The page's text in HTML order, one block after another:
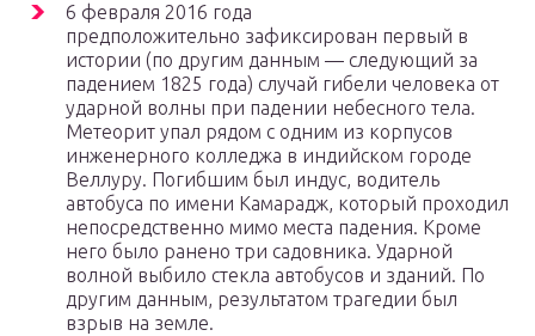
6 февраля 2016 года
предположительно зафиксирован первый в
истории (по другим данным — следующий за
падением 1825 года) случай гибели человека от
ударной волны при падении небесного тела.
Метеорит упал рядом с одним из корпусов
инженерного колледжа в индийском городе
Веллуру. Погибшим был индус, водитель
автобуса по имени Камарадж, который проходил
непосредственно мимо места падения. Кроме
него было ранено три садовника. Ударной
волной выбило стекла автобусов и зданий. По
другим данным, результатом трагедии был
взрыв на земле.